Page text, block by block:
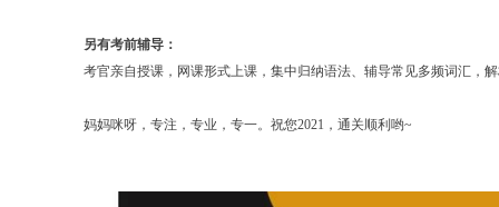
另有考前辅导：
考官亲自授课，网课形式上课，集中归纳语法、辅导常见多频词汇，
妈妈咪呀，专注，专业，专一。祝您2021，通关顺利哟~